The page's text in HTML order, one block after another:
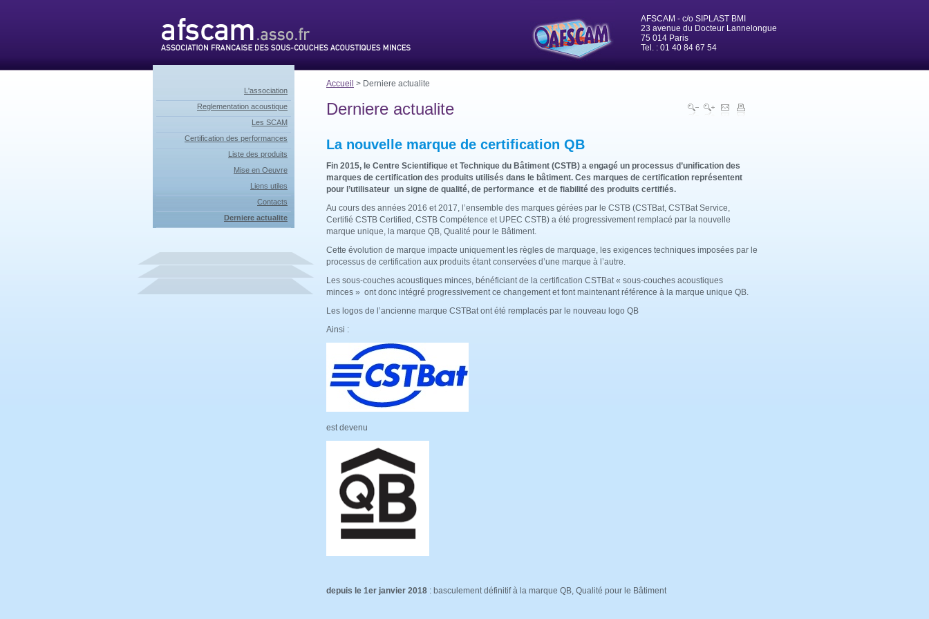
AFSCAM - c/o SIPLAST BMI
23 avenue du Docteur Lannelongue
75 014 Paris
Tel. : 01 40 84 67 54
L'association
Reglementation acoustique
Les SCAM
Certification des performances
Liste des produits
Mise en Oeuvre
Liens utiles
Contacts
Derniere actualite
Accueil > Derniere actualite
Derniere actualite
La nouvelle marque de certification QB
Fin 2015, le Centre Scientifique et Technique du Bâtiment (CSTB) a engagé un processus d’unification des
marques de certification des produits utilisés dans le bâtiment. Ces marques de certification représentent
pour l’utilisateur un signe de qualité, de performance et de fiabilité des produits certifiés.
Au cours des années 2016 et 2017, l’ensemble des marques gérées par le CSTB (CSTBat, CSTBat Service,
Certifié CSTB Certified, CSTB Compétence et UPEC CSTB) a été progressivement remplacé par la nouvelle
marque unique, la marque QB, Qualité pour le Bâtiment.
Cette évolution de marque impacte uniquement les règles de marquage, les exigences techniques imposées par le
processus de certification aux produits étant conservées d’une marque à l’autre.
Les sous-couches acoustiques minces, bénéficiant de la certification CSTBat « sous-couches acoustiques
minces » ont donc intégré progressivement ce changement et font maintenant référence à la marque unique QB.
Les logos de l’ancienne marque CSTBat ont été remplacés par le nouveau logo QB
Ainsi :
est devenu
depuis le 1er janvier 2018 : basculement définitif à la marque QB, Qualité pour le Bâtiment